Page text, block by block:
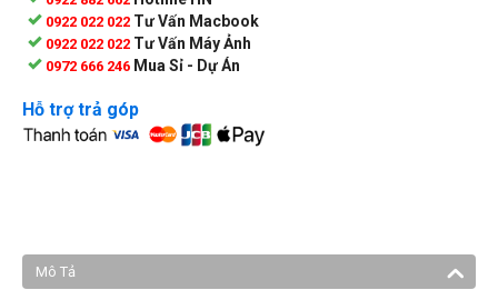
0922 022 022 Tư Vấn Macbook
0922 022 022 Tư Vấn Máy Ảnh
0972 666 246 Mua Sỉ - Dự Án
Hỗ trợ trả góp
Mô Tả